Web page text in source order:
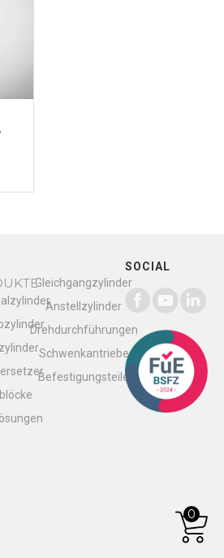
Gleichgangzylinder
Anstellzylinder
Drehdurchführungen
Schwenkantriebe
Befestigungsteile
SOCIAL
0